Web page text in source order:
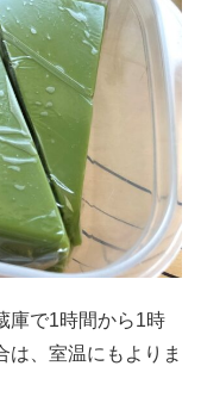
庫で1時間から1時
は、室温にもよりま